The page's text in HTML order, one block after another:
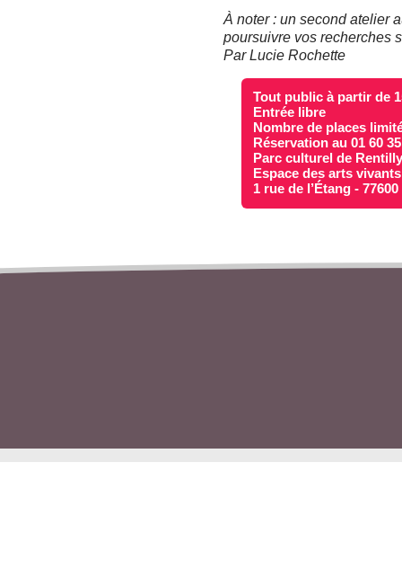
À noter : un second atelier
poursuivre vos recherches
Par Lucie Rochette
Tout public à partir de
Entrée libre
Nombre de places
Réservation au 01 60
Parc culturel de
Espace des arts vivants
1 rue de l’Étang -